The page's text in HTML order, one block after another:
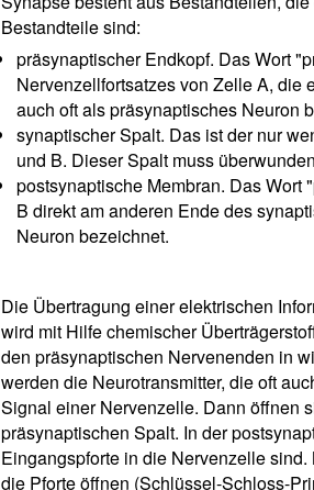
Bestandteile sind:
präsynaptischer Endkopf. Das Wort
Nervenzellfortsatzes von Zelle A, die
auch oft als präsynaptisches Neuron
synaptischer Spalt. Das ist der nur
und B. Dieser Spalt muss
postsynaptische Membran. Das Wort
B direkt am anderen Ende des
Neuron bezeichnet.
Die Übertragung einer elektrischen
wird mit Hilfe chemischer
den präsynaptischen Nervenenden in
werden die Neurotransmitter, die oft
Signal einer Nervenzelle. Dann öffnen
präsynaptischen Spalt. In der
Eingangspforte in die Nervenzelle
die Pforte öffnen (Schlüssel-Schloss-